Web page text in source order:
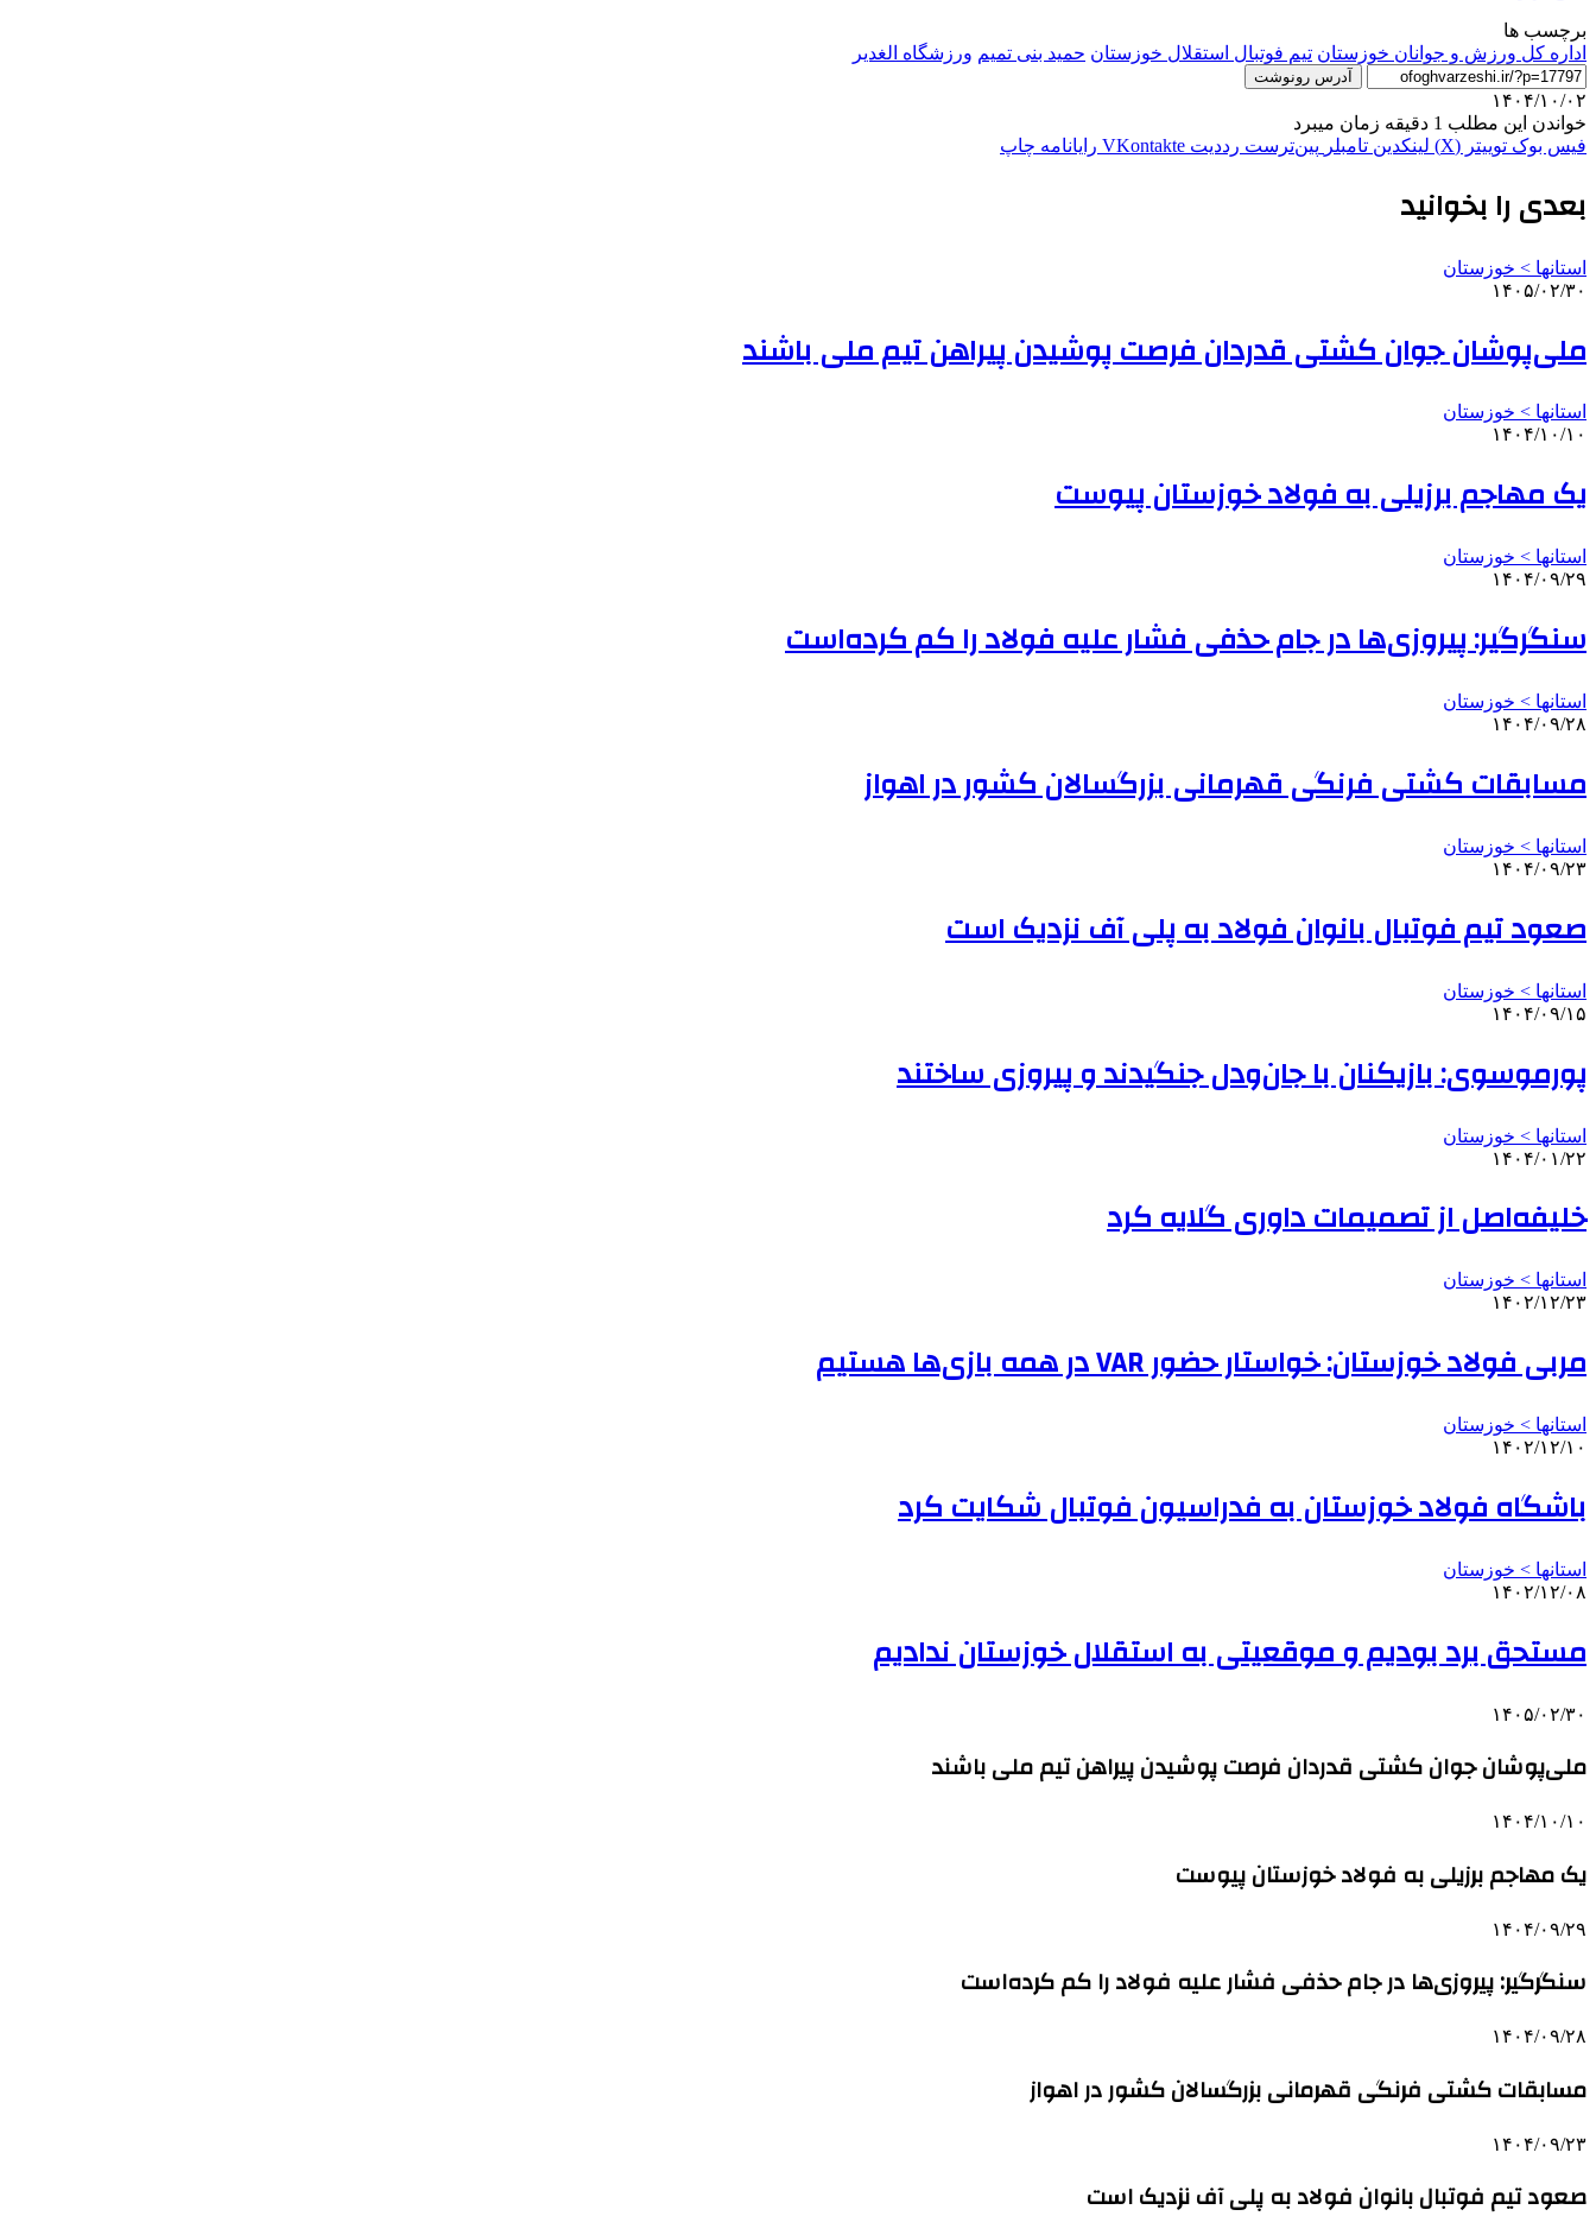
برچسب ها
اداره کل ورزش و جوانان خوزستان تیم فوتبال استقلال خوزستان حمید بنی تمیم ورزشگاه الغدیر
آدرس رونوشت
۱۴۰۴/۱۰/۰۲
خواندن این مطلب 1 دقیقه زمان میبرد
فیس بوک توییتر (X) لینکدین ‫تامبلر ‫پین‌ترست ‫رددیت ‫VKontakte رایانامه چاپ
بعدی را بخوانید
استانها > خوزستان
۱۴۰۵/۰۲/۳۰
ملی‌پوشان جوان کشتی قدردان فرصت پوشیدن پیراهن تیم ملی باشند
استانها > خوزستان
۱۴۰۴/۱۰/۱۰
یک مهاجم برزیلی به فولاد خوزستان پیوست
استانها > خوزستان
۱۴۰۴/۰۹/۲۹
سنگرگیر: پیروزی‌ها در جام حذفی فشار علیه فولاد را کم کرده‌است
استانها > خوزستان
۱۴۰۴/۰۹/۲۸
مسابقات کشتی فرنگی قهرمانی بزرگسالان کشور در اهواز
استانها > خوزستان
۱۴۰۴/۰۹/۲۳
صعود تیم فوتبال بانوان فولاد به پلی آف نزدیک است
استانها > خوزستان
۱۴۰۴/۰۹/۱۵
پورموسوی: بازیکنان با جان‌ودل جنگیدند و پیروزی ساختند
استانها > خوزستان
۱۴۰۴/۰۱/۲۲
خلیفه‌اصل از تصمیمات داوری گلایه کرد
استانها > خوزستان
۱۴۰۲/۱۲/۲۳
مربی فولاد خوزستان: خواستار حضور VAR در همه بازی‌ها هستیم
استانها > خوزستان
۱۴۰۲/۱۲/۱۰
باشگاه فولاد خوزستان به فدراسیون فوتبال شکایت کرد
استانها > خوزستان
۱۴۰۲/۱۲/۰۸
مستحق برد بودیم و موقعیتی به استقلال خوزستان ندادیم
۱۴۰۵/۰۲/۳۰
ملی‌پوشان جوان کشتی قدردان فرصت پوشیدن پیراهن تیم ملی باشند
۱۴۰۴/۱۰/۱۰
یک مهاجم برزیلی به فولاد خوزستان پیوست
۱۴۰۴/۰۹/۲۹
سنگرگیر: پیروزی‌ها در جام حذفی فشار علیه فولاد را کم کرده‌است
۱۴۰۴/۰۹/۲۸
مسابقات کشتی فرنگی قهرمانی بزرگسالان کشور در اهواز
۱۴۰۴/۰۹/۲۳
صعود تیم فوتبال بانوان فولاد به پلی آف نزدیک است